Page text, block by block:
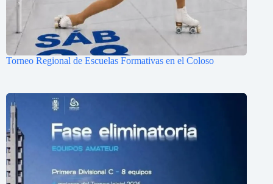
Torneo Regional de Escuelas Formativas en el Coloso